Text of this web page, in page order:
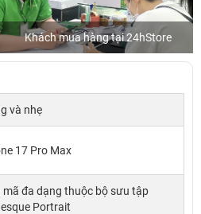
tại 24hStore
và nhẹ
17 Pro Max
mã đa dạng thuộc bộ sưu tập
Portrait